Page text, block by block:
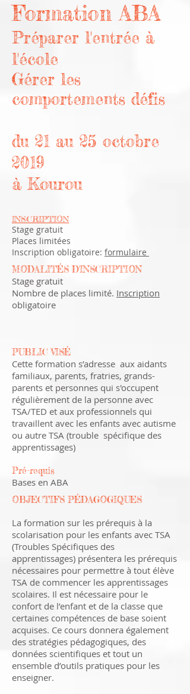
Formation ABA
Préparer l'entrée à
l'école
Gérer les
comportements défis
du 21 au 25 octobre
2019
à Kourou
INSCRIPTION
Stage gratuit
Places limitées
Inscription obligatoire: formulaire
MODALITÉS D'INSCRIPTION
Stage gratuit
Nombre de places limité. Inscription
obligatoire
PUBLIC VISÉ
Cette formation s’adresse aux aidants
familiaux, parents, fratries, grands-
parents et personnes qui s'occupent
régulièrement de la personne avec
TSA/TED et aux professionnels qui
travaillent avec les enfants avec autisme
ou autre TSA (trouble spécifique des
apprentissages)
Pré-requis
Bases en ABA
OBJECTIFS PÉDAGOGIQUES
La formation sur les prérequis à la
scolarisation pour les enfants avec TSA
(Troubles Spécifiques des
apprentissages) présentera les prérequis
nécessaires pour permettre à tout élève
TSA de commencer les apprentissages
scolaires. Il est nécessaire pour le
confort de l’enfant et de la classe que
certaines compétences de base soient
acquises. Ce cours donnera également
des stratégies pédagogiques, des
données scientifiques et tout un
ensemble d’outils pratiques pour les
enseigner.